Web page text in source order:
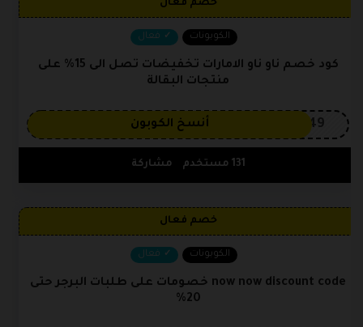
خصم فعال
الكوبونات فعال
كود خصم ناو ناو الامارات تخفيضات تصل الى 15% على
منتجات البقالة
OP149 أنسخ الكوبون
131 مستخدم مشاركة
خصم فعال
الكوبونات فعال
now now discount code خصومات على طلبات البرجر حتى
20%